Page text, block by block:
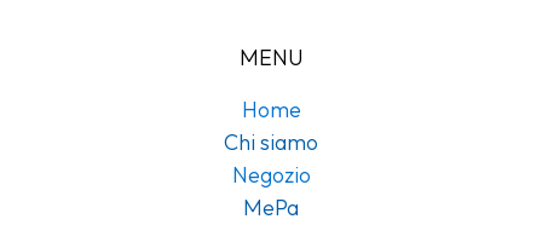
MENU
Home
Chi siamo
Negozio
MePa